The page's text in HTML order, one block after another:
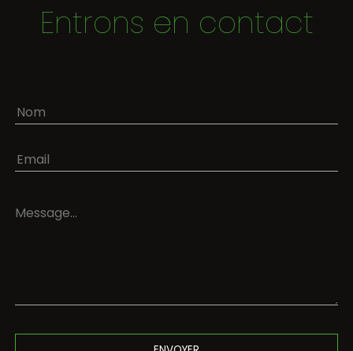
Entrons en contact